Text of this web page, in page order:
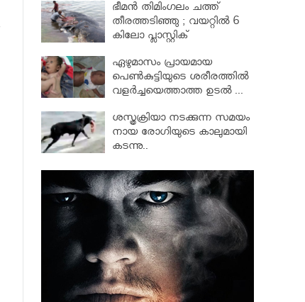
ഭീമന്‍ തിമിംഗലം ചത്ത്
തീരത്തടിഞ്ഞു ; വയറ്റില്‍ 6
കിലോ പ്ലാസ്റ്റിക്
ഏഴുമാസം പ്രായമായ
പെണ്‍കുട്ടിയുടെ ശരീരത്തില്‍
വളര്‍ച്ചയെത്താത്ത ഉടല്‍ ...
ശസ്ത്രക്രിയാ നടക്കുന്ന സമയം
നായ രോഗിയുടെ കാലുമായി
കടന്നു..